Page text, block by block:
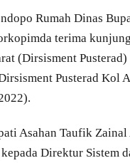
Rumah Dinas
terima
(Dirsisment
Pusterad Kol
Asahan Taufik
Direktur Sistem